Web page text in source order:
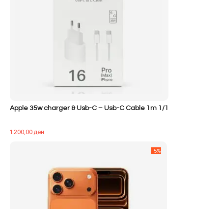
Apple 35w charger & Usb-C – Usb-C Cable 1m 1/1
1.200,00ден
-5%